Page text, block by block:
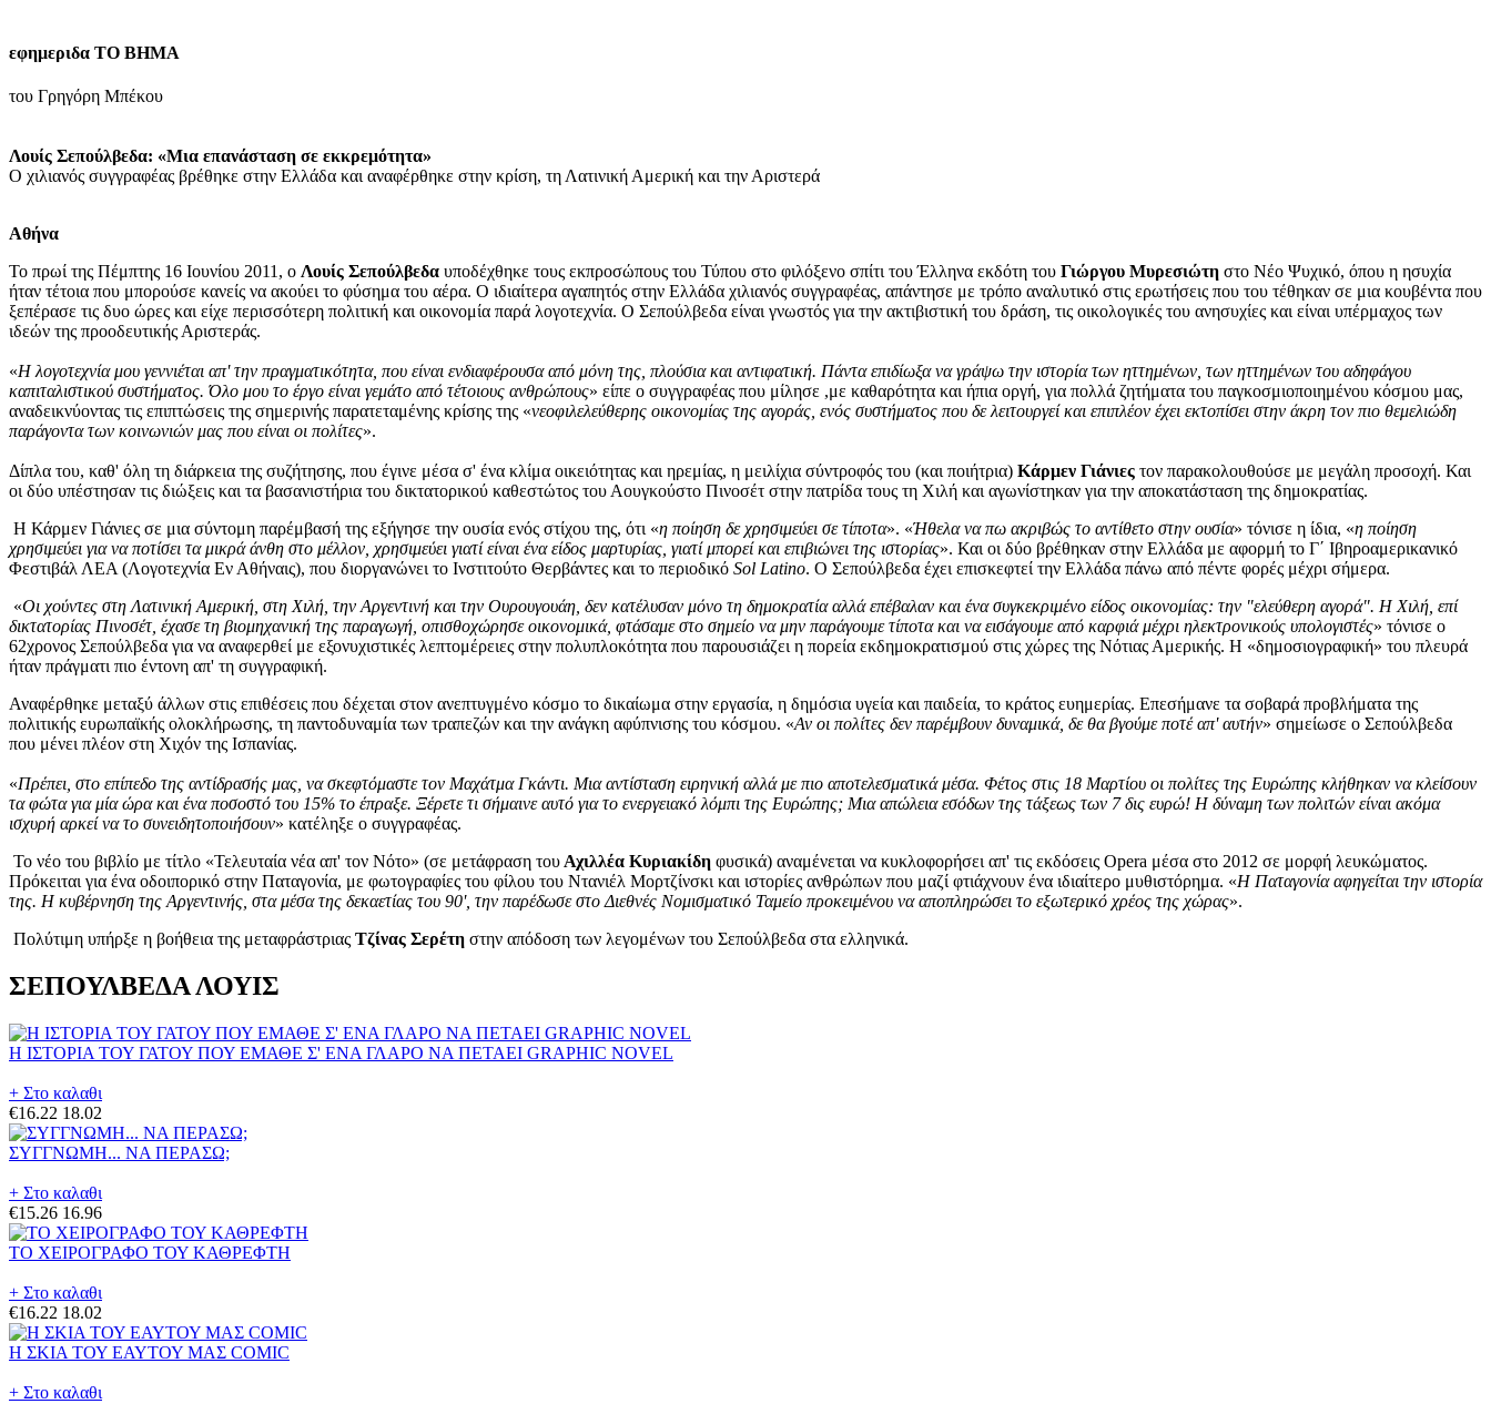
εφημεριδα ΤΟ ΒΗΜΑ
του Γρηγόρη Μπέκου
Λουίς Σεπούλβεδα: «Μια επανάσταση σε εκκρεμότητα»
Ο χιλιανός συγγραφέας βρέθηκε στην Ελλάδα και αναφέρθηκε στην κρίση, τη Λατινική Αμερική και την Αριστερά
Αθήνα
Το πρωί της Πέμπτης 16 Ιουνίου 2011, ο Λουίς Σεπούλβεδα υποδέχθηκε τους εκπροσώπους του Τύπου στο φιλόξενο σπίτι του Έλληνα εκδότη του Γιώργου Μυρεσιώτη στο Νέο Ψυχικό, όπου η ησυχία
ήταν τέτοια που μπορούσε κανείς να ακούει το φύσημα του αέρα. Ο ιδιαίτερα αγαπητός στην Ελλάδα χιλιανός συγγραφέας, απάντησε με τρόπο αναλυτικό στις ερωτήσεις που του τέθηκαν σε μια κουβέντα που
ξεπέρασε τις δυο ώρες και είχε περισσότερη πολιτική και οικονομία παρά λογοτεχνία. Ο Σεπούλβεδα είναι γνωστός για την ακτιβιστική του δράση, τις οικολογικές του ανησυχίες και είναι υπέρμαχος των
ιδεών της προοδευτικής Αριστεράς.
«Η λογοτεχνία μου γεννιέται απ' την πραγματικότητα, που είναι ενδιαφέρουσα από μόνη της, πλούσια και αντιφατική. Πάντα επιδίωξα να γράψω την ιστορία των ηττημένων, των ηττημένων του αδηφάγου
καπιταλιστικού συστήματος. Όλο μου το έργο είναι γεμάτο από τέτοιους ανθρώπους» είπε ο συγγραφέας που μίλησε ,με καθαρότητα και ήπια οργή, για πολλά ζητήματα του παγκοσμιοποιημένου κόσμου μας,
αναδεικνύοντας τις επιπτώσεις της σημερινής παρατεταμένης κρίσης της «νεοφιλελεύθερης οικονομίας της αγοράς, ενός συστήματος που δε λειτουργεί και επιπλέον έχει εκτοπίσει στην άκρη τον πιο θεμελιώδη
παράγοντα των κοινωνιών μας που είναι οι πολίτες».
Δίπλα του, καθ' όλη τη διάρκεια της συζήτησης, που έγινε μέσα σ' ένα κλίμα οικειότητας και ηρεμίας, η μειλίχια σύντροφός του (και ποιήτρια) Κάρμεν Γιάνιες τον παρακολουθούσε με μεγάλη προσοχή. Και
οι δύο υπέστησαν τις διώξεις και τα βασανιστήρια του δικτατορικού καθεστώτος του Αουγκούστο Πινοσέτ στην πατρίδα τους τη Χιλή και αγωνίστηκαν για την αποκατάσταση της δημοκρατίας.
Η Κάρμεν Γιάνιες σε μια σύντομη παρέμβασή της εξήγησε την ουσία ενός στίχου της, ότι «η ποίηση δε χρησιμεύει σε τίποτα». «Ήθελα να πω ακριβώς το αντίθετο στην ουσία» τόνισε η ίδια, «η ποίηση
χρησιμεύει για να ποτίσει τα μικρά άνθη στο μέλλον, χρησιμεύει γιατί είναι ένα είδος μαρτυρίας, γιατί μπορεί και επιβιώνει της ιστορίας». Και οι δύο βρέθηκαν στην Ελλάδα με αφορμή το Γ΄ Ιβηροαμερικανικό
Φεστιβάλ ΛΕΑ (Λογοτεχνία Εν Αθήναις), που διοργανώνει το Ινστιτούτο Θερβάντες και το περιοδικό Sol Latino. Ο Σεπούλβεδα έχει επισκεφτεί την Ελλάδα πάνω από πέντε φορές μέχρι σήμερα.
«Οι χούντες στη Λατινική Αμερική, στη Χιλή, την Αργεντινή και την Ουρουγουάη, δεν κατέλυσαν μόνο τη δημοκρατία αλλά επέβαλαν και ένα συγκεκριμένο είδος οικονομίας: την "ελεύθερη αγορά". Η Χιλή, επί
δικτατορίας Πινοσέτ, έχασε τη βιομηχανική της παραγωγή, οπισθοχώρησε οικονομικά, φτάσαμε στο σημείο να μην παράγουμε τίποτα και να εισάγουμε από καρφιά μέχρι ηλεκτρονικούς υπολογιστές» τόνισε ο
62χρονος Σεπούλβεδα για να αναφερθεί με εξονυχιστικές λεπτομέρειες στην πολυπλοκότητα που παρουσιάζει η πορεία εκδημοκρατισμού στις χώρες της Νότιας Αμερικής. Η «δημοσιογραφική» του πλευρά
ήταν πράγματι πιο έντονη απ' τη συγγραφική.
Αναφέρθηκε μεταξύ άλλων στις επιθέσεις που δέχεται στον ανεπτυγμένο κόσμο το δικαίωμα στην εργασία, η δημόσια υγεία και παιδεία, το κράτος ευημερίας. Επεσήμανε τα σοβαρά προβλήματα της
πολιτικής ευρωπαϊκής ολοκλήρωσης, τη παντοδυναμία των τραπεζών και την ανάγκη αφύπνισης του κόσμου. «Αν οι πολίτες δεν παρέμβουν δυναμικά, δε θα βγούμε ποτέ απ' αυτήν» σημείωσε ο Σεπούλβεδα
που μένει πλέον στη Χιχόν της Ισπανίας.
«Πρέπει, στο επίπεδο της αντίδρασής μας, να σκεφτόμαστε τον Μαχάτμα Γκάντι. Μια αντίσταση ειρηνική αλλά με πιο αποτελεσματικά μέσα. Φέτος στις 18 Μαρτίου οι πολίτες της Ευρώπης κλήθηκαν να κλείσουν
τα φώτα για μία ώρα και ένα ποσοστό του 15% το έπραξε. Ξέρετε τι σήμαινε αυτό για το ενεργειακό λόμπι της Ευρώπης; Μια απώλεια εσόδων της τάξεως των 7 δις ευρώ! Η δύναμη των πολιτών είναι ακόμα
ισχυρή αρκεί να το συνειδητοποιήσουν» κατέληξε ο συγγραφέας.
Το νέο του βιβλίο με τίτλο «Τελευταία νέα απ' τον Νότο» (σε μετάφραση του Αχιλλέα Κυριακίδη φυσικά) αναμένεται να κυκλοφορήσει απ' τις εκδόσεις Opera μέσα στο 2012 σε μορφή λευκώματος.
Πρόκειται για ένα οδοιπορικό στην Παταγονία, με φωτογραφίες του φίλου του Ντανιέλ Μορτζίνσκι και ιστορίες ανθρώπων που μαζί φτιάχνουν ένα ιδιαίτερο μυθιστόρημα. «Η Παταγονία αφηγείται την ιστορία
της. Η κυβέρνηση της Αργεντινής, στα μέσα της δεκαετίας του 90', την παρέδωσε στο Διεθνές Νομισματικό Ταμείο προκειμένου να αποπληρώσει το εξωτερικό χρέος της χώρας».
Πολύτιμη υπήρξε η βοήθεια της μεταφράστριας Τζίνας Σερέτη στην απόδοση των λεγομένων του Σεπούλβεδα στα ελληνικά.
ΣΕΠΟΥΛΒΕΔΑ ΛΟΥΙΣ
Η ΙΣΤΟΡΙΑ ΤΟΥ ΓΑΤΟΥ ΠΟΥ ΕΜΑΘΕ Σ' ΕΝΑ ΓΛΑΡΟ ΝΑ ΠΕΤΑΕΙ GRAPHIC NOVEL
+ Στο καλαθι
€16.22 18.02
ΣΥΓΓΝΩΜΗ... ΝΑ ΠΕΡΑΣΩ;
+ Στο καλαθι
€15.26 16.96
ΤΟ ΧΕΙΡΟΓΡΑΦΟ ΤΟΥ ΚΑΘΡΕΦΤΗ
+ Στο καλαθι
€16.22 18.02
Η ΣΚΙΑ ΤΟΥ ΕΑΥΤΟΥ ΜΑΣ COMIC
+ Στο καλαθι